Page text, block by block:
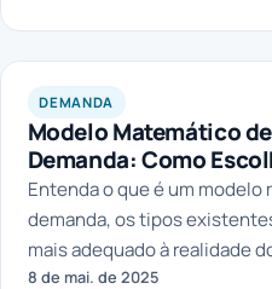
DEMANDA
Modelo Matemático
Demanda: Como
Entenda o que é um
demanda, os tipos
mais adequado à realidade
8 de mai. de 2025